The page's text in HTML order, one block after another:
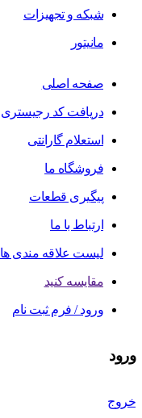
شبکه و تجهیزات
مانیتور
صفحه اصلی
دریافت کد رجیستری
استعلام گارانتی
فروشگاه ما
پیگیری قطعات
ارتباط با ما
لیست علاقه مندی ها
مقایسه کنید
ورود / فرم ثبت نام
ورود
خروج